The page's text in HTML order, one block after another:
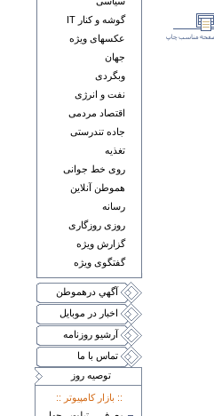
گوشه و کنار IT
عکسهای ويژه
جهان
وبگردی
نفت و انرژی
اقتصاد مردمی
جاده تندرستی
تغذيه
روی خط جوانی
هموطن آنلاين
رسانه
روزی روزگاری
گزارش ويژه
گفتگوی ويژه
آگهي درهموطن
اخبار در موبايل
آرشيو روزنامه
تماس با ما
توصيه روز
:: بازار کامپيوتر ::